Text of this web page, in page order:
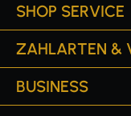
SHOP SERVICE
ZAHLARTEN &
BUSINESS